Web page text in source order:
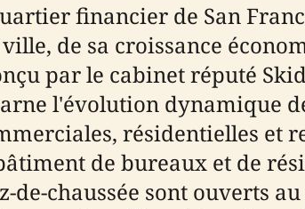
financier de San
de sa croissance
par le cabinet réputé
l'évolution dynamique
résidentielles et
de bureaux et de
de-chaussée sont ouverts